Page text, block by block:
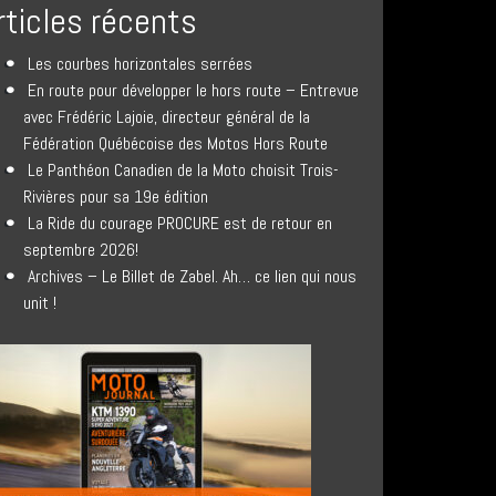
récents
Les courbes horizontales serrées
En route pour développer le hors route – Entrevue
avec Frédéric Lajoie, directeur général de la
Fédération Québécoise des Motos Hors Route
Le Panthéon Canadien de la Moto choisit Trois-
Rivières pour sa 19e édition
La Ride du courage PROCURE est de retour en
septembre 2026!
Archives – Le Billet de Zabel. Ah… ce lien qui nous
unit !